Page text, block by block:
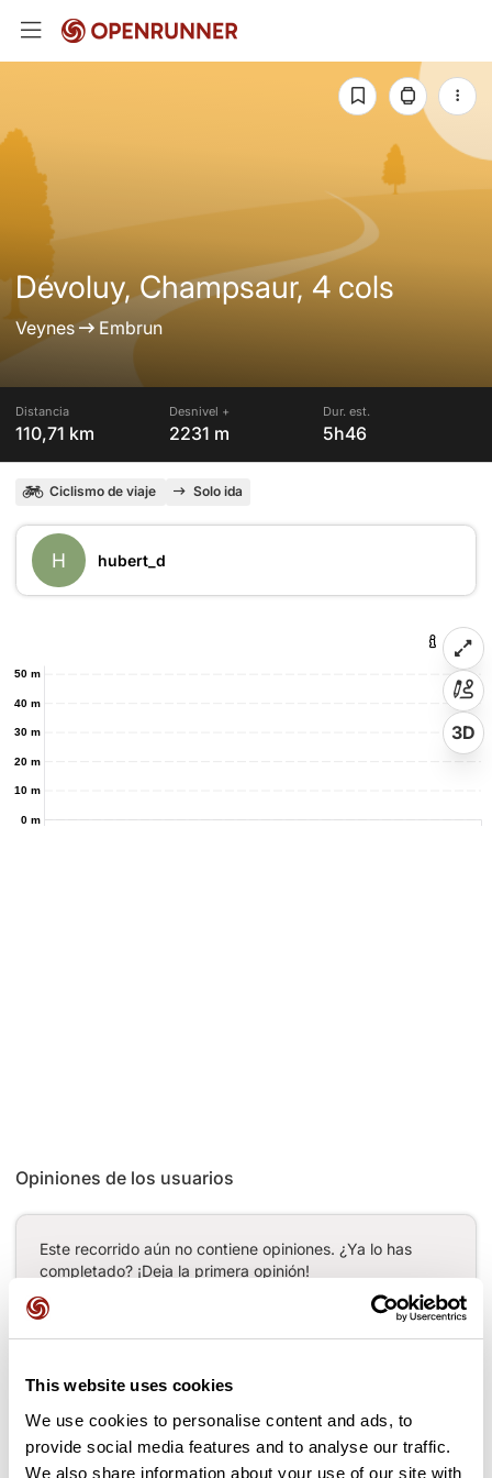
This website uses cookies
We use cookies to personalise content and ads, to
provide social media features and to analyse our traffic.
We also share information about your use of our site with
Dévoluy, Champsaur, 4 cols
Veynes Embrun
Distancia
110,71 km
Desnivel +
2231 m
Dur. est.
5h46
Ciclismo de viaje Solo ida
H hubert_d
0 m
10 m
20 m
30 m
40 m
50 m
3D
Opiniones de los usuarios
Este recorrido aún no contiene opiniones. ¿Ya lo has
completado? ¡Deja la primera opinión!